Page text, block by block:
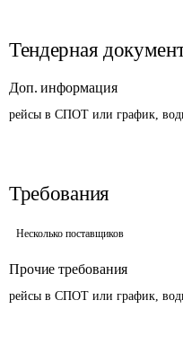
Тендерная
Доп. информация
рейсы в СПОТ или график,
Требования
Несколько поставщиков
Прочие требования
рейсы в СПОТ или график,